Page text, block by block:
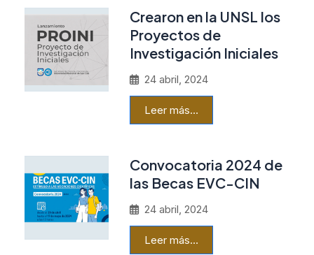
Crearon en la UNSL los
Proyectos de
Investigación Iniciales
24 abril, 2024
Leer más…
Convocatoria 2024 de
las Becas EVC-CIN
24 abril, 2024
Leer más…